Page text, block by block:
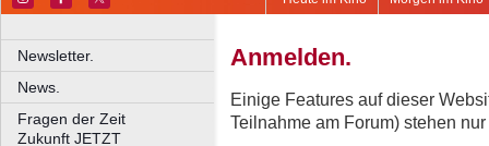
Newsletter.
News.
Fragen der Zeit
Zukunft JETZT
Anmelden.
Einige Features auf dieser
Teilnahme am Forum) stehen